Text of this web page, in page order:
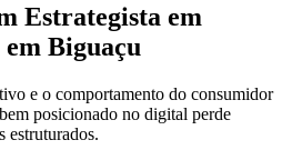
Estrategista em
Biguaçu
e o comportamento do consumidor
posicionado no digital perde
estruturados.